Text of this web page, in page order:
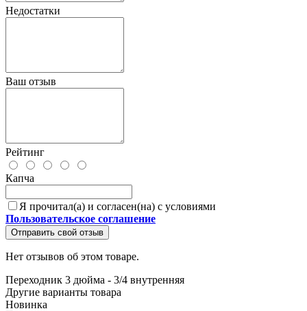
Недостатки
Ваш отзыв
Рейтинг
Капча
Я прочитал(а) и согласен(на) с условиями
Пользовательское соглашение
Отправить свой отзыв
Нет отзывов об этом товаре.
Переходник 3 дюйма - 3/4 внутренняя
Другие варианты товара
Новинка